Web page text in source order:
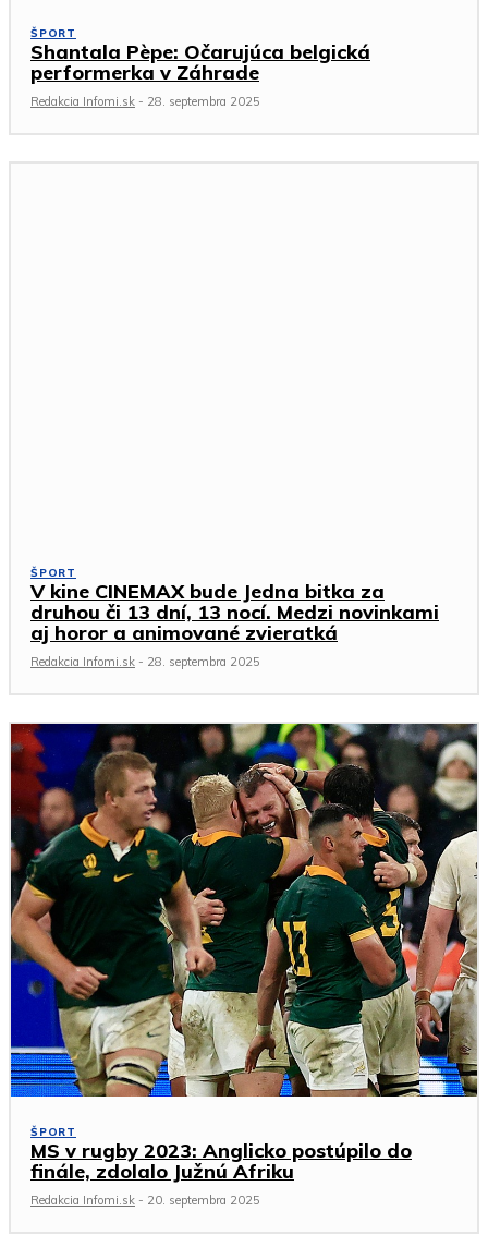
ŠPORT
Shantala Pèpe: Očarujúca belgická
performerka v Záhrade
Redakcia Infomi.sk - 28. septembra 2025
ŠPORT
V kine CINEMAX bude Jedna bitka za
druhou či 13 dní, 13 nocí. Medzi novinkami
aj horor a animované zvieratká
Redakcia Infomi.sk - 28. septembra 2025
ŠPORT
MS v rugby 2023: Anglicko postúpilo do
finále, zdolalo Južnú Afriku
Redakcia Infomi.sk - 20. septembra 2025